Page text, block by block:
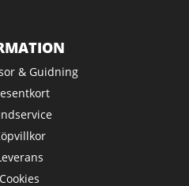
& Guidning
Cookies